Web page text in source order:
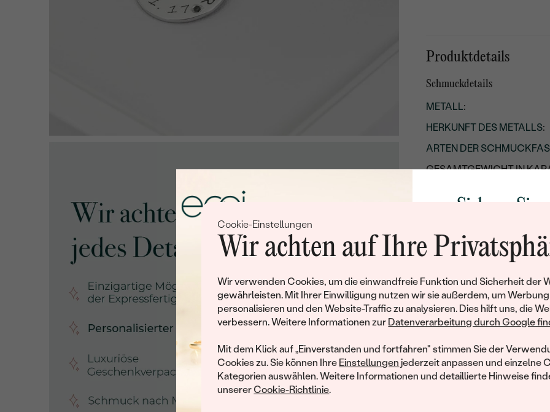
Cookie-Einstellungen
Wir achten auf Ihre
Wir verwenden Cookies, um die einwandfreie Funktion und Sicherheit der
gewährleisten. Mit Ihrer Einwilligung nutzen wir sie außerdem, um Werbung
personalisieren und den Website-Traffic zu analysieren. Dies hilft uns, die
verbessern. Weitere Informationen zur Datenverarbeitung durch Google
Mit dem Klick auf „Einverstanden und fortfahren" stimmen Sie der
Cookies zu. Sie können Ihre Einstellungen jederzeit anpassen und einzelne
Kategorien auswählen. Weitere Informationen und detaillierte Hinweise
unsererCookie-Richtlinie.
Produktdetails
Schmuckdetails
METALL:
HERKUNFT DES METALLS:
ARTEN DER
GESAMTGEWICHT IN
UNGEFÄHRES GEWICHT
GESAMTES UNGEFÄHRES
Details des eingesetzten
TYP:
ANZAHL:
KARATGEWICHT:
ABMESSUNGEN:
Sichern Sie
Rabatt auf
Werden Sie Teil
und entdecken Sie die
gefertigten Schmucks
Ihren ersten